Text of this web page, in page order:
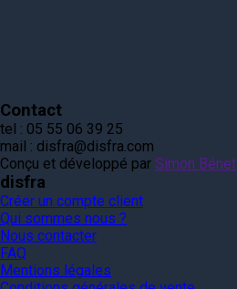
Contact
tel : 05 55 06 39 25
mail : disfra@disfra.com
Conçu et développé par Simon Bénet
disfra
Créer un compte client
Qui sommes nous ?
Nous contacter
FAQ
Mentions légales